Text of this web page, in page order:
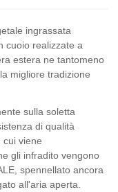
ingrassata
cuoio realizzate a
estera ne tantomeno
migliore tradizione
sulla soletta
di qualità
cui viene
gli infradito vengono
spennellato ancora
all'aria aperta.